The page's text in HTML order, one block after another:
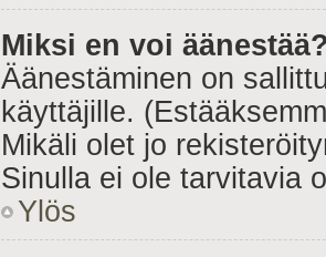
Miksi en voi
Äänestäminen on
käyttäjille.
Mikäli olet jo
Sinulla ei ole tarvitavia
Ylös